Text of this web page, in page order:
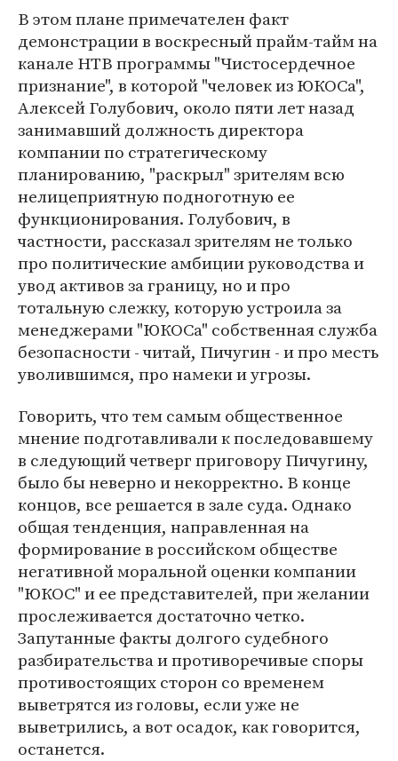
В этом плане примечателен факт
демонстрации в воскресный прайм-тайм на
канале НТВ программы "Чистосердечное
признание", в которой "человек из ЮКОСа",
Алексей Голубович, около пяти лет назад
занимавший должность директора
компании по стратегическому
планированию, "раскрыл" зрителям всю
нелицеприятную подноготную ее
функционирования. Голубович, в
частности, рассказал зрителям не только
про политические амбиции руководства и
увод активов за границу, но и про
тотальную слежку, которую устроила за
менеджерами "ЮКОСа" собственная служба
безопасности - читай, Пичугин - и про месть
уволившимся, про намеки и угрозы.
Говорить, что тем самым общественное
мнение подготавливали к последовавшему
в следующий четверг приговору Пичугину,
было бы неверно и некорректно. В конце
концов, все решается в зале суда. Однако
общая тенденция, направленная на
формирование в российском обществе
негативной моральной оценки компании
"ЮКОС" и ее представителей, при желании
прослеживается достаточно четко.
Запутанные факты долгого судебного
разбирательства и противоречивые споры
противостоящих сторон со временем
выветрятся из головы, если уже не
выветрились, а вот осадок, как говорится,
останется.